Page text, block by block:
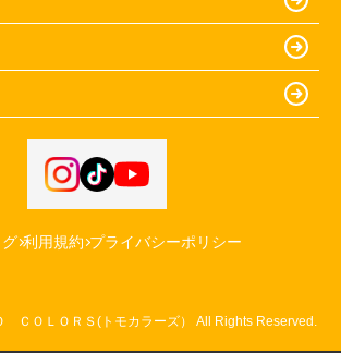
利用規約 プライバシーポリシー
ＣＯＬＯＲＳ(トモカラーズ） All Rights Reserved.